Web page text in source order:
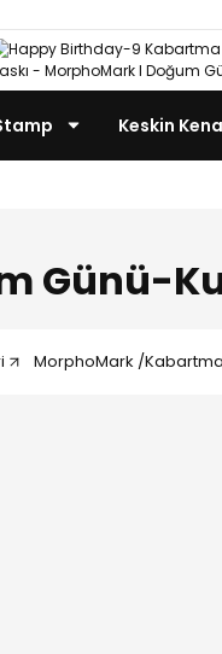
Keskin
Günü-
MorphoMark /Kabartma